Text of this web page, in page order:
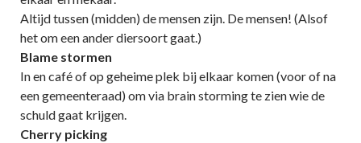
Altijd tussen (midden) de mensen zijn. De mensen! (Alsof
het om een ander diersoort gaat.)
Blame stormen
In en café of op geheime plek bij elkaar komen (voor of na
een gemeenteraad) om via brain storming te zien wie de
schuld gaat krijgen.
Cherry picking